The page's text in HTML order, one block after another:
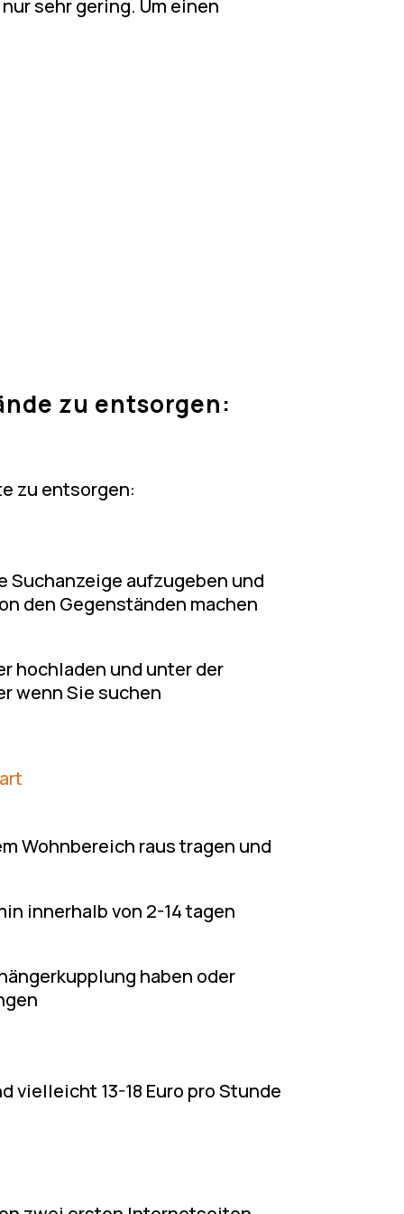
sehr gering. Um einen
zu entsorgen:
zu entsorgen:
Suchanzeige aufzugeben und
den Gegenständen machen
hochladen und unter der
wenn Sie suchen
Wohnbereich raus tragen und
innerhalb von 2-14 tagen
haben oder
vielleicht 13-18 Euro pro Stunde